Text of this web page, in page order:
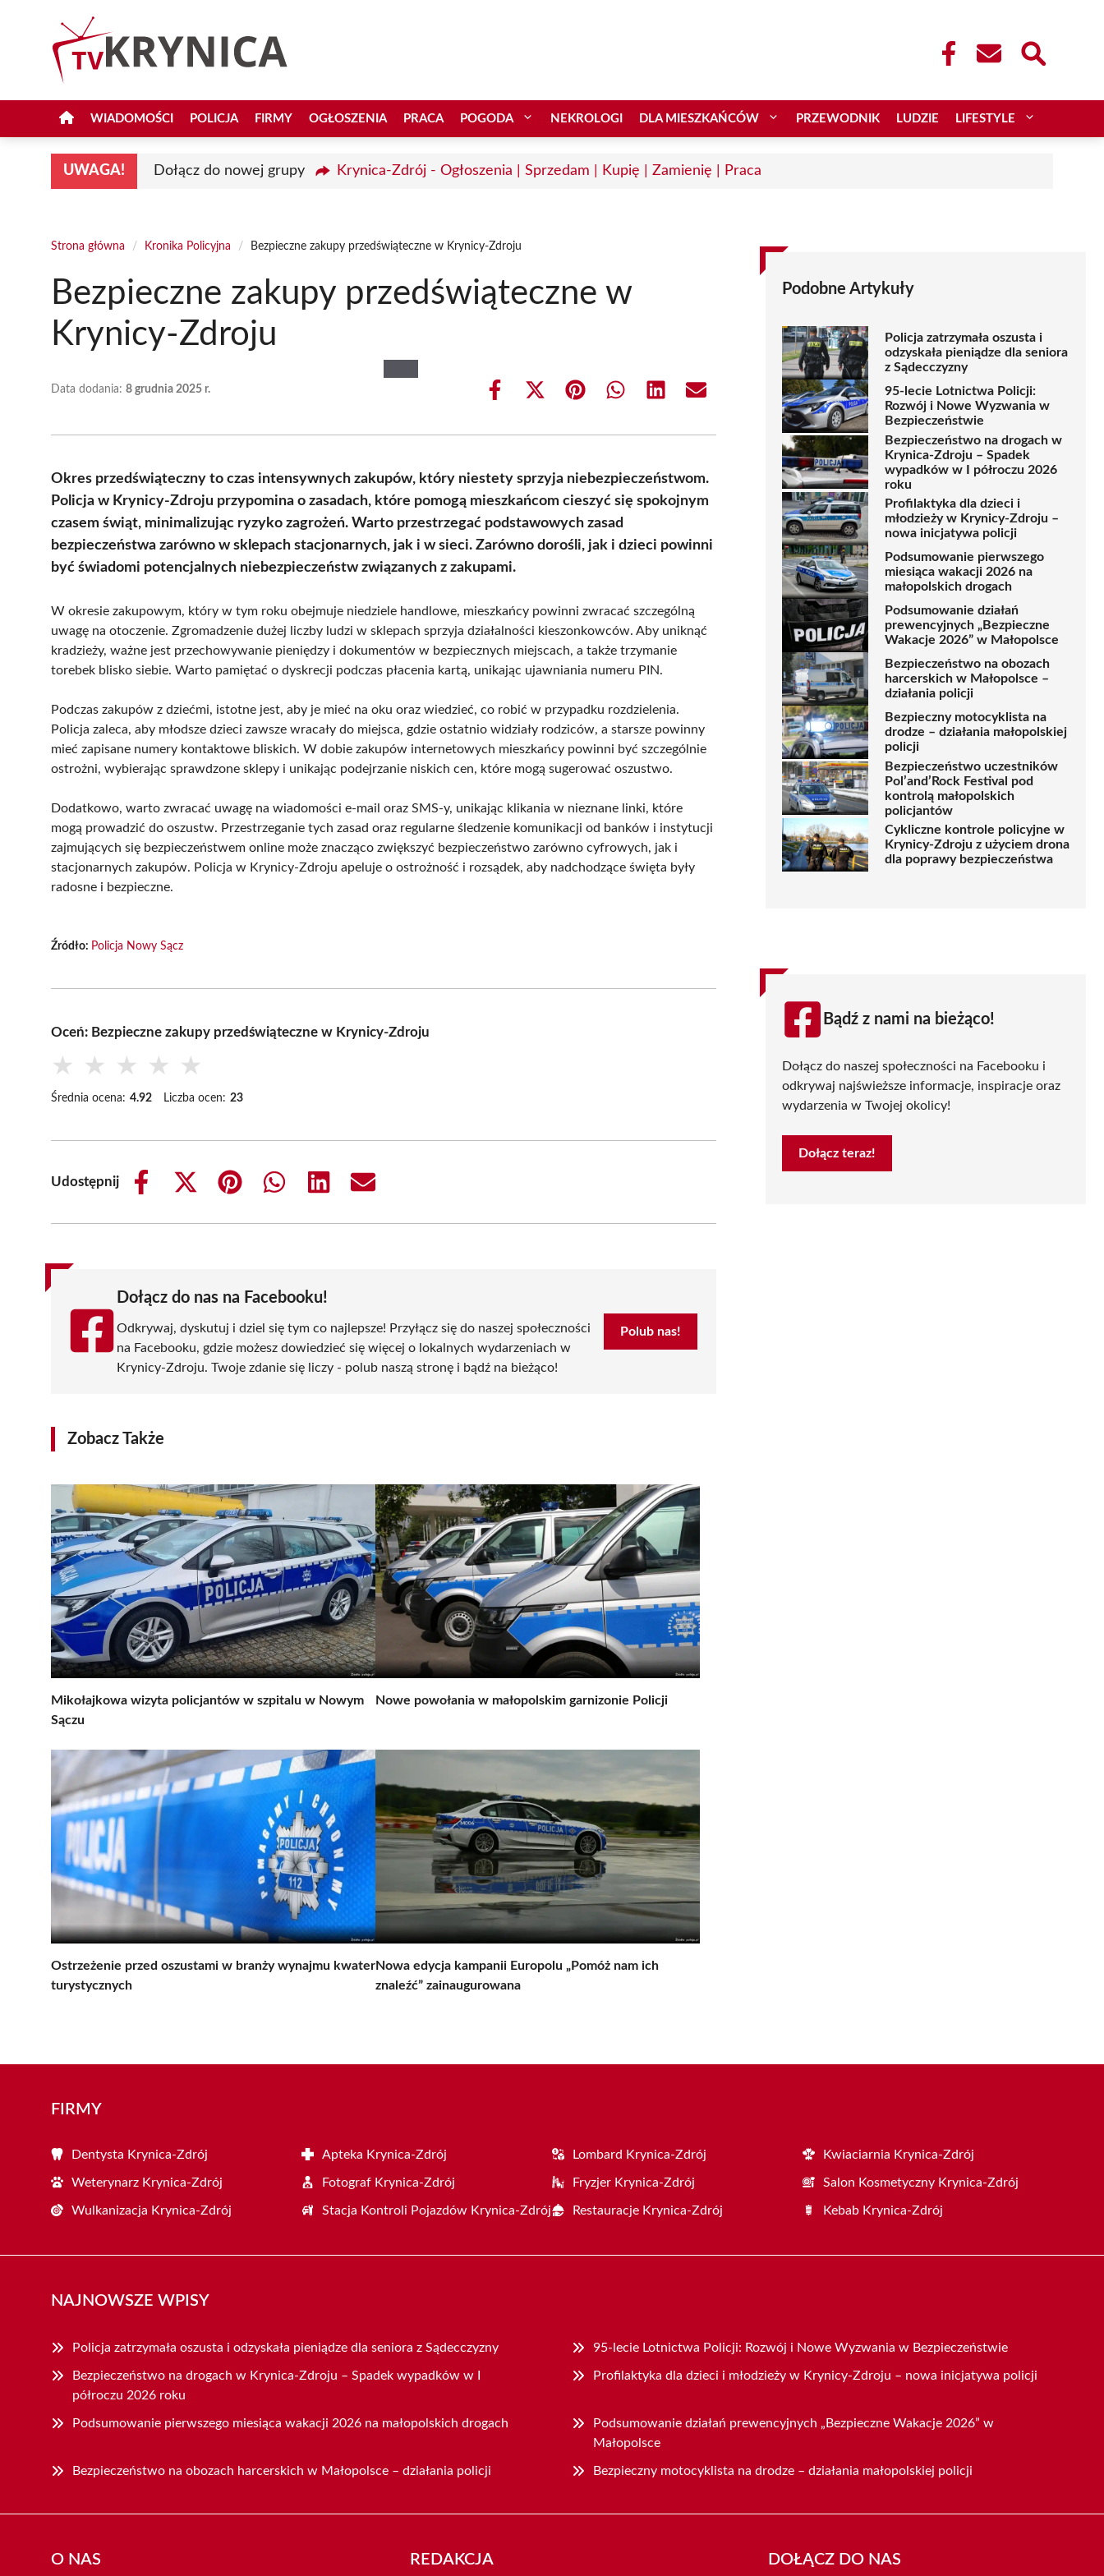
WIADOMOŚCI POLICJA FIRMY OGŁOSZENIA PRACA POGODA NEKROLOGI DLA MIESZKAŃCÓW PRZEWODNIK LUDZIE LIFESTYLE
UWAGA! Dołącz do nowej grupy Krynica-Zdrój - Ogłoszenia | Sprzedam | Kupię | Zamienię | Praca
Strona główna / Kronika Policyjna / Bezpieczne zakupy przedświąteczne w Krynicy-Zdroju
Bezpieczne zakupy przedświąteczne w
Krynicy-Zdroju
Data dodania: 8 grudnia 2025 r.
Share
Share
(Twitter)
Share Share Share Share
Okres przedświąteczny to czas intensywnych zakupów, który niestety sprzyja niebezpieczeństwom.
Policja w Krynicy-Zdroju przypomina o zasadach, które pomogą mieszkańcom cieszyć się spokojnym
czasem świąt, minimalizując ryzyko zagrożeń. Warto przestrzegać podstawowych zasad
bezpieczeństwa zarówno w sklepach stacjonarnych, jak i w sieci. Zarówno dorośli, jak i dzieci powinni
być świadomi potencjalnych niebezpieczeństw związanych z zakupami.
W okresie zakupowym, który w tym roku obejmuje niedziele handlowe, mieszkańcy powinni zwracać szczególną
uwagę na otoczenie. Zgromadzenie dużej liczby ludzi w sklepach sprzyja działalności kieszonkowców. Aby uniknąć
kradzieży, ważne jest przechowywanie pieniędzy i dokumentów w bezpiecznych miejscach, a także trzymanie
torebek blisko siebie. Warto pamiętać o dyskrecji podczas płacenia kartą, unikając ujawniania numeru PIN.
Podczas zakupów z dziećmi, istotne jest, aby je mieć na oku oraz wiedzieć, co robić w przypadku rozdzielenia.
Policja zaleca, aby młodsze dzieci zawsze wracały do miejsca, gdzie ostatnio widziały rodziców, a starsze powinny
mieć zapisane numery kontaktowe bliskich. W dobie zakupów internetowych mieszkańcy powinni być szczególnie
ostrożni, wybierając sprawdzone sklepy i unikając podejrzanie niskich cen, które mogą sugerować oszustwo.
Dodatkowo, warto zwracać uwagę na wiadomości e-mail oraz SMS-y, unikając klikania w nieznane linki, które
mogą prowadzić do oszustw. Przestrzeganie tych zasad oraz regularne śledzenie komunikacji od banków i instytucji
zajmujących się bezpieczeństwem online może znacząco zwiększyć bezpieczeństwo zarówno cyfrowych, jak i
stacjonarnych zakupów. Policja w Krynicy-Zdroju apeluje o ostrożność i rozsądek, aby nadchodzące święta były
radosne i bezpieczne.
Źródło: Policja Nowy Sącz
Oceń: Bezpieczne zakupy przedświąteczne w Krynicy-Zdroju
★ ★ ★ ★ ★
Średnia ocena: 4.92 Liczba ocen: 23
Udostępnij
Share
Share
(Twitter)
Share
Share
Share
Share
Dołącz do nas na Facebooku!
Odkrywaj, dyskutuj i dziel się tym co najlepsze! Przyłącz się do naszej społeczności
na Facebooku, gdzie możesz dowiedzieć się więcej o lokalnych wydarzeniach w
Krynicy-Zdroju. Twoje zdanie się liczy - polub naszą stronę i bądź na bieżąco!
Polub nas!
Zobacz Także
Mikołajkowa wizyta policjantów w szpitalu w Nowym
Sączu
Nowe powołania w małopolskim garnizonie Policji
Ostrzeżenie przed oszustami w branży wynajmu kwater
turystycznych
Nowa edycja kampanii Europolu „Pomóż nam ich
znaleźć” zainaugurowana
Podobne Artykuły
Policja zatrzymała oszusta i
odzyskała pieniądze dla seniora
z Sądecczyzny
95-lecie Lotnictwa Policji:
Rozwój i Nowe Wyzwania w
Bezpieczeństwie
Bezpieczeństwo na drogach w
Krynica-Zdroju – Spadek
wypadków w I półroczu 2026
roku
Profilaktyka dla dzieci i
młodzieży w Krynicy-Zdroju –
nowa inicjatywa policji
Podsumowanie pierwszego
miesiąca wakacji 2026 na
małopolskich drogach
Podsumowanie działań
prewencyjnych „Bezpieczne
Wakacje 2026” w Małopolsce
Bezpieczeństwo na obozach
harcerskich w Małopolsce –
działania policji
Bezpieczny motocyklista na
drodze – działania małopolskiej
policji
Bezpieczeństwo uczestników
Pol’and’Rock Festival pod
kontrolą małopolskich
policjantów
Cykliczne kontrole policyjne w
Krynicy-Zdroju z użyciem drona
dla poprawy bezpieczeństwa
Bądź z nami na bieżąco!
Dołącz do naszej społeczności na Facebooku i
odkrywaj najświeższe informacje, inspiracje oraz
wydarzenia w Twojej okolicy!
Dołącz teraz!
FIRMY
Dentysta Krynica-Zdrój Apteka Krynica-Zdrój Lombard Krynica-Zdrój Kwiaciarnia Krynica-Zdrój
Weterynarz Krynica-Zdrój Fotograf Krynica-Zdrój Fryzjer Krynica-Zdrój Salon Kosmetyczny Krynica-Zdrój
Wulkanizacja Krynica-Zdrój Stacja Kontroli Pojazdów Krynica-Zdrój Restauracje Krynica-Zdrój Kebab Krynica-Zdrój
NAJNOWSZE WPISY
Policja zatrzymała oszusta i odzyskała pieniądze dla seniora z Sądecczyzny 95-lecie Lotnictwa Policji: Rozwój i Nowe Wyzwania w Bezpieczeństwie
Bezpieczeństwo na drogach w Krynica-Zdroju – Spadek wypadków w I
półroczu 2026 roku
Profilaktyka dla dzieci i młodzieży w Krynicy-Zdroju – nowa inicjatywa policji
Podsumowanie pierwszego miesiąca wakacji 2026 na małopolskich drogach
Podsumowanie działań prewencyjnych „Bezpieczne Wakacje 2026” w
Małopolsce
Bezpieczeństwo na obozach harcerskich w Małopolsce – działania policji Bezpieczny motocyklista na drodze – działania małopolskiej policji
O NAS REDAKCJA DOŁĄCZ DO NAS